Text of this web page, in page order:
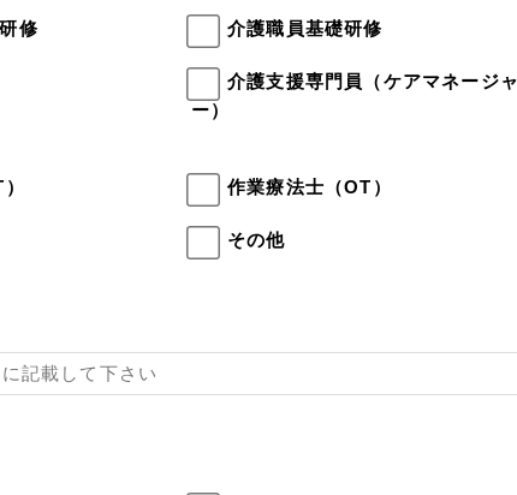
修 介護職員基礎研修
介護支援専門員（ケアマネージャ
ー）
作業療法士（OT）
その他